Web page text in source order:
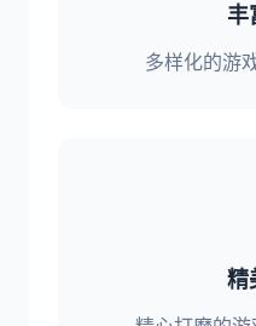
丰
多样化的游
精